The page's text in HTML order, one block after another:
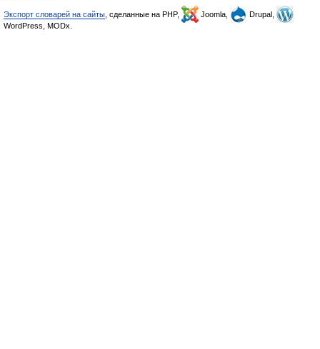
Экспорт словарей на сайты , сделанные на PHP, Joomla,
Drupal,
WordPress, MODx.